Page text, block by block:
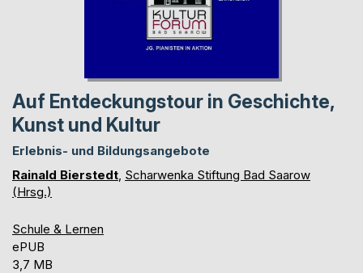
Auf Entdeckungstour in Geschichte,
Kunst und Kultur
Erlebnis- und Bildungsangebote
Rainald Bierstedt Scharwenka Stiftung Bad Saarow
(Hrsg.)
Schule & Lernen
ePUB
3,7 MB